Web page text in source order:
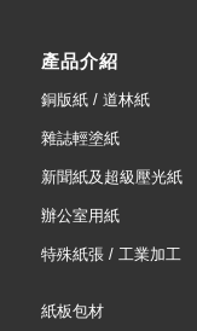
產品介紹
銅版紙 / 道林紙
雜誌輕塗紙
新聞紙及超級壓光紙
辦公室用紙
特殊紙張 / 工業加工
紙板包材